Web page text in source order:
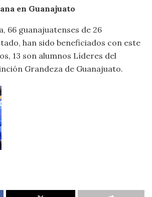
en Guanajuato
66 guanajuatenses de 26
han sido beneficiados con este
13 son alumnos Líderes del
Grandeza de Guanajuato.